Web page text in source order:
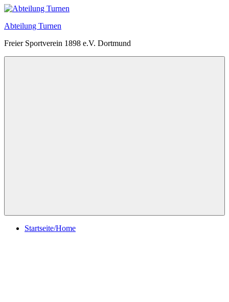
Zum
springen
Abteilung Turnen
Freier Sportverein 1898 e.V. Dortmund
Startseite/Home